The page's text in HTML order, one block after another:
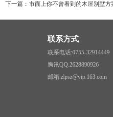
下一篇：市面上你不曾看到的木屋别墅
联系方式
联系电话:0755-32914449
腾讯QQ:2628890926
邮箱:zlpsz@vip.163.com